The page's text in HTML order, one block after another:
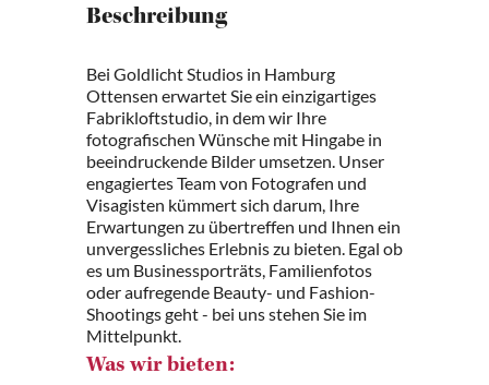
Beschreibung
Bei Goldlicht Studios in Hamburg
Ottensen erwartet Sie ein einzigartiges
Fabrikloftstudio, in dem wir Ihre
fotografischen Wünsche mit Hingabe in
beeindruckende Bilder umsetzen. Unser
engagiertes Team von Fotografen und
Visagisten kümmert sich darum, Ihre
Erwartungen zu übertreffen und Ihnen ein
unvergessliches Erlebnis zu bieten. Egal ob
es um Businessporträts, Familienfotos
oder aufregende Beauty- und Fashion-
Shootings geht - bei uns stehen Sie im
Mittelpunkt.
Was wir bieten: